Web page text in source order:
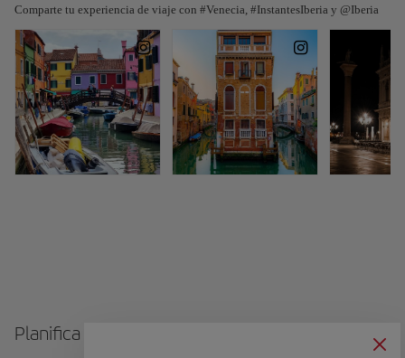
Comparte tu experiencia de viaje con #Venecia, #InstantesIberia y @Iberia
Planifica tu viaje a Venecia